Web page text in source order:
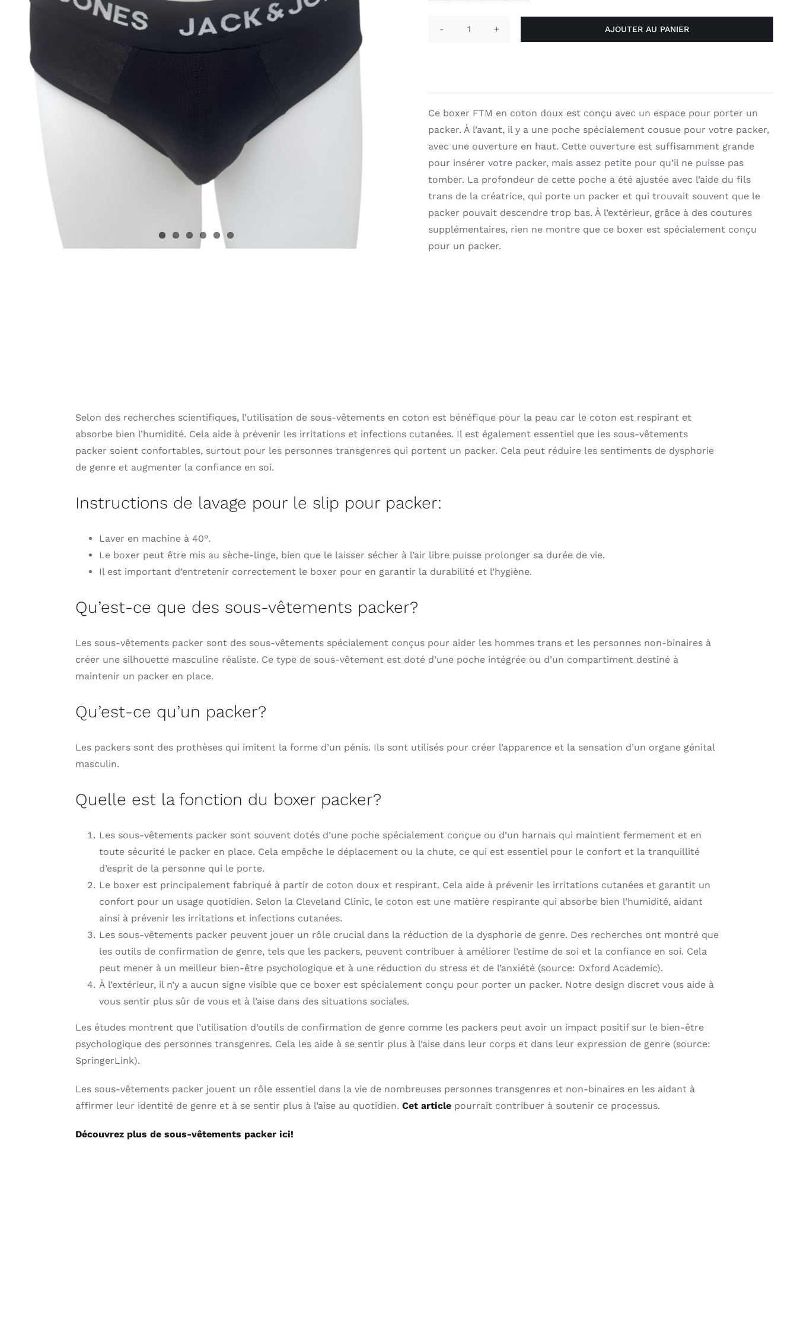
Jack
&
Jones
'noir'
AJOUTER AU PANIER
Ce boxer FTM en coton doux est conçu avec un espace pour porter un
packer. À l’avant, il y a une poche spécialement cousue pour votre packer,
avec une ouverture en haut. Cette ouverture est suffisamment grande
pour insérer votre packer, mais assez petite pour qu’il ne puisse pas
tomber. La profondeur de cette poche a été ajustée avec l’aide du fils
trans de la créatrice, qui porte un packer et qui trouvait souvent que le
packer pouvait descendre trop bas. À l’extérieur, grâce à des coutures
supplémentaires, rien ne montre que ce boxer est spécialement conçu
pour un packer.
Selon des recherches scientifiques, l’utilisation de sous-vêtements en coton est bénéfique pour la peau car le coton est respirant et
absorbe bien l’humidité. Cela aide à prévenir les irritations et infections cutanées. Il est également essentiel que les sous-vêtements
packer soient confortables, surtout pour les personnes transgenres qui portent un packer. Cela peut réduire les sentiments de dysphorie
de genre et augmenter la confiance en soi.
Instructions de lavage pour le slip pour packer:
Laver en machine à 40°.
Le boxer peut être mis au sèche-linge, bien que le laisser sécher à l’air libre puisse prolonger sa durée de vie.
Il est important d’entretenir correctement le boxer pour en garantir la durabilité et l’hygiène.
Qu’est-ce que des sous-vêtements packer?
Les sous-vêtements packer sont des sous-vêtements spécialement conçus pour aider les hommes trans et les personnes non-binaires à
créer une silhouette masculine réaliste. Ce type de sous-vêtement est doté d’une poche intégrée ou d’un compartiment destiné à
maintenir un packer en place.
Qu’est-ce qu’un packer?
Les packers sont des prothèses qui imitent la forme d’un pénis. Ils sont utilisés pour créer l’apparence et la sensation d’un organe génital
masculin.
Quelle est la fonction du boxer packer?
Les sous-vêtements packer sont souvent dotés d’une poche spécialement conçue ou d’un harnais qui maintient fermement et en
toute sécurité le packer en place. Cela empêche le déplacement ou la chute, ce qui est essentiel pour le confort et la tranquillité
d’esprit de la personne qui le porte.
Le boxer est principalement fabriqué à partir de coton doux et respirant. Cela aide à prévenir les irritations cutanées et garantit un
confort pour un usage quotidien. Selon la Cleveland Clinic, le coton est une matière respirante qui absorbe bien l’humidité, aidant
ainsi à prévenir les irritations et infections cutanées.
Les sous-vêtements packer peuvent jouer un rôle crucial dans la réduction de la dysphorie de genre. Des recherches ont montré que
les outils de confirmation de genre, tels que les packers, peuvent contribuer à améliorer l’estime de soi et la confiance en soi. Cela
peut mener à un meilleur bien-être psychologique et à une réduction du stress et de l’anxiété (source: Oxford Academic).
À l’extérieur, il n’y a aucun signe visible que ce boxer est spécialement conçu pour porter un packer. Notre design discret vous aide à
vous sentir plus sûr de vous et à l’aise dans des situations sociales.
Les études montrent que l’utilisation d’outils de confirmation de genre comme les packers peut avoir un impact positif sur le bien-être
psychologique des personnes transgenres. Cela les aide à se sentir plus à l’aise dans leur corps et dans leur expression de genre (source:
SpringerLink).
Les sous-vêtements packer jouent un rôle essentiel dans la vie de nombreuses personnes transgenres et non-binaires en les aidant à
affirmer leur identité de genre et à se sentir plus à l’aise au quotidien. Cet article pourrait contribuer à soutenir ce processus.
Découvrez plus de sous-vêtements packer ici!